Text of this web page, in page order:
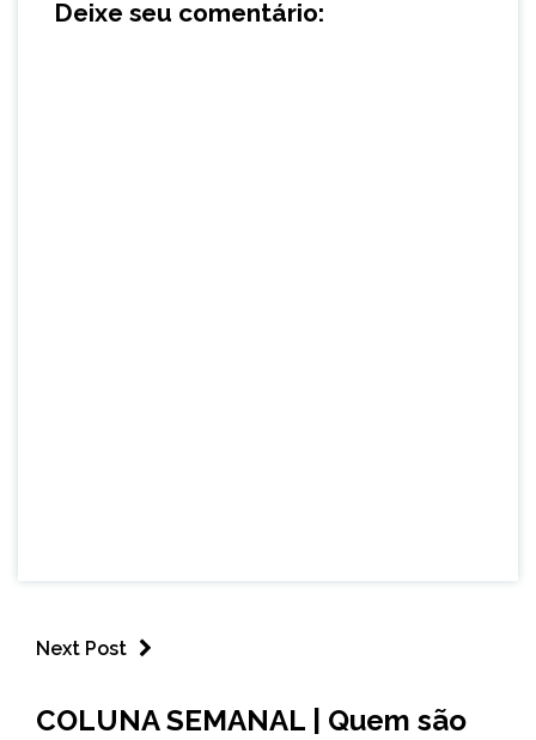
Deixe seu comentário:
Next Post
COLUNAS
COLUNA SEMANAL | Quem são